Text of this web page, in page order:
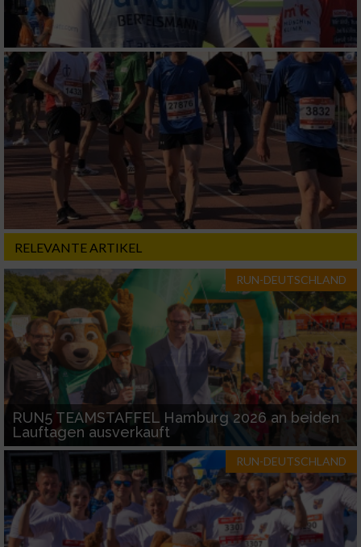
RELEVANTE ARTIKEL
RUN-DEUTSCHLAND
RUN5 TEAMSTAFFEL Hamburg 2026 an beiden
Lauftagen ausverkauft
RUN-DEUTSCHLAND
oder Kombinationen von Daten aus
verschiedenen Quellen
Entwicklung und Verbesserung der Angebote
Verwendung reduzierter Daten zur Auswahl
von Inhalten
IAB-Besonderheiten:
Verwendung genauer Standortdaten
Geräte anhand von aktiv angeforderten
Informationen identifizieren
Nicht-IAB-Verarbeitungszwecke:
Notwendig
Performance
Funktional
Werbung